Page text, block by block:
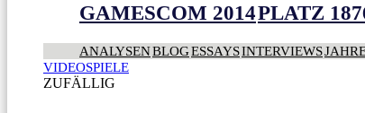
GAMESCOM 2014PLATZ
ANALYSENBLOGESSAYSINTERVIEWS
VIDEOSPIELE
ZUFÄLLIG